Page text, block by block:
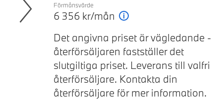
Förmånsvärde
6 356 kr/mån
Det angivna priset är vägledande -
återförsäljaren fastställer det
slutgiltiga priset. Leverans till valfri
återförsäljare. Kontakta din
återförsäljare för mer information.